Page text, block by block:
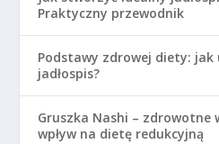
Praktyczny przewodnik
Podstawy zdrowej diety: jak
jadłospis?
Gruszka Nashi – zdrowotne
wpływ na dietę redukcyjną